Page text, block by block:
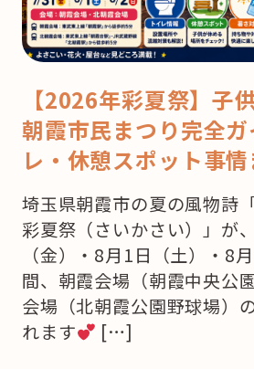
【2026年彩夏祭】子
朝霞市民まつり完全
レ・休憩スポット事
埼玉県朝霞市の夏の風物詩
彩夏祭（さいかさい）」が
（金）・8月1日（土）・8
間、朝霞会場（朝霞中央公
会場（北朝霞公園野球場）
れます
[…]